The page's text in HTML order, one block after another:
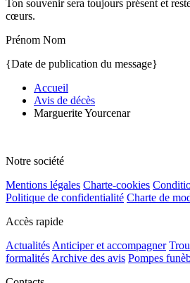
Ton souvenir sera toujours présent et
cœurs.
Prénom Nom
{Date de publication du message}
Accueil
Avis de décès
Marguerite Yourcenar
Notre société
Mentions légales Charte-cookies
Politique de confidentialité Charte de
Accès rapide
Actualités Anticiper et accompagner
formalités Archive des avis Pompes